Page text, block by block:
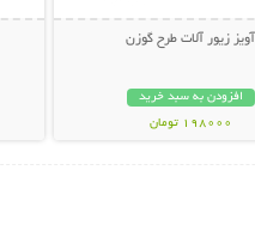
آویز زیور آلات طرح گوزن
افزودن به سبد خرید
198000 تومان